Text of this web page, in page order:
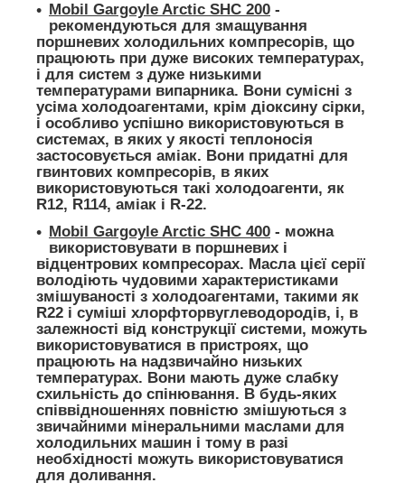
Mobil Gargoyle Arctic SHC 200 -
рекомендуються для змащування
поршневих холодильних компресорів, що
працюють при дуже високих температурах,
і для систем з дуже низькими
температурами випарника. Вони сумісні з
усіма холодоагентами, крім діоксину сірки,
і особливо успішно використовуються в
системах, в яких у якості теплоносія
застосовується аміак. Вони придатні для
гвинтових компресорів, в яких
використовуються такі холодоагенти, як
R12, R114, аміак і R-22.
Mobil Gargoyle Arctic SHC 400 - можна
використовувати в поршневих і
відцентрових компресорах. Масла цієї серії
володіють чудовими характеристиками
змішуваності з холодоагентами, такими як
R22 і суміші хлорфторвуглеводородів, і, в
залежності від конструкції системи, можуть
використовуватися в пристроях, що
працюють на надзвичайно низьких
температурах. Вони мають дуже слабку
схильність до спінювання. В будь-яких
співвідношеннях повністю змішуються з
звичайними мінеральними маслами для
холодильних машин і тому в разі
необхідності можуть використовуватися
для доливання.